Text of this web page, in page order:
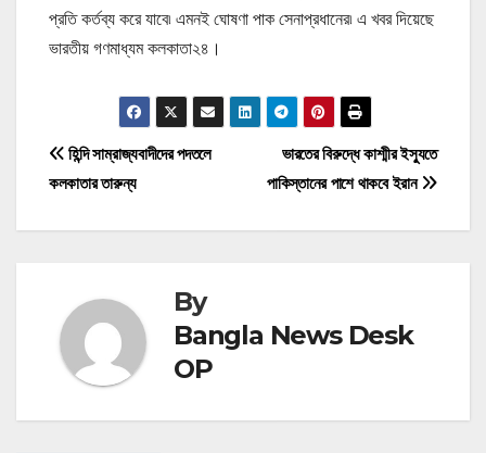
প্রতি কর্তব্য করে যাবে৷ এমনই ঘোষণা পাক সেনাপ্রধানের৷ এ খবর দিয়েছে
ভারতীয় গণমাধ্যম কলকাতা২৪।
P
n
a
v
ভারতের বিরুদ্ধে কাশ্মীর ইস্যুতে
পাকিস্তানের পাশে থাকবে ইরান
হিন্দি সাম্রাজ্যবাদীদের পদতলে
কলকাতার তারুন্য
By
Bangla News Desk
OP